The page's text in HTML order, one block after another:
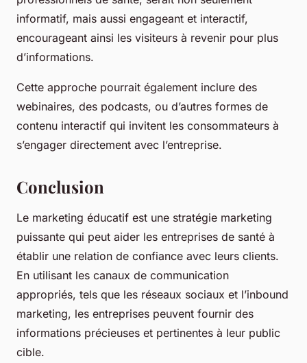
informatif, mais aussi engageant et interactif,
encourageant ainsi les visiteurs à revenir pour plus
d’informations.
Cette approche pourrait également inclure des
webinaires, des podcasts, ou d’autres formes de
contenu interactif qui invitent les consommateurs à
s’engager directement avec l’entreprise.
Conclusion
Le marketing éducatif est une stratégie marketing
puissante qui peut aider les entreprises de santé à
établir une relation de confiance avec leurs clients.
En utilisant les canaux de communication
appropriés, tels que les réseaux sociaux et l’inbound
marketing, les entreprises peuvent fournir des
informations précieuses et pertinentes à leur public
cible.